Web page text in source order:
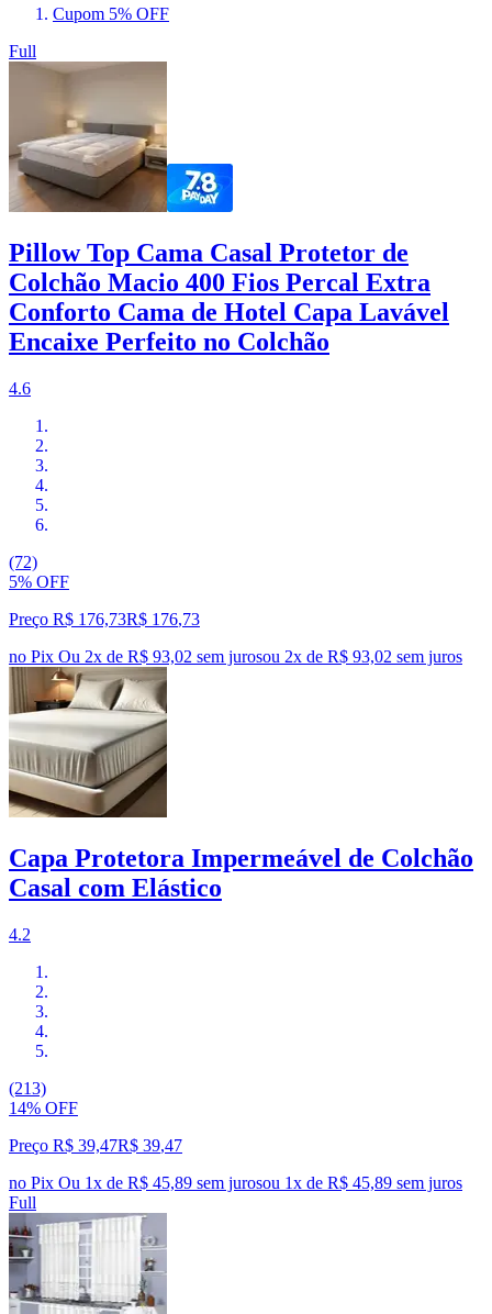
Cupom 5% OFF
Full
Pillow Top Cama Casal Protetor de
Colchão Macio 400 Fios Percal Extra
Conforto Cama de Hotel Capa Lavável
Encaixe Perfeito no Colchão
4.6
(72)
5% OFF
Preço R$ 176,73R$ 176,73
no Pix Ou 2x de R$ 93,02 sem jurosou 2x de R$ 93,02 sem juros
Capa Protetora Impermeável de Colchão
Casal com Elástico
4.2
(213)
14% OFF
Preço R$ 39,47R$ 39,47
no Pix Ou 1x de R$ 45,89 sem jurosou 1x de R$ 45,89 sem juros
Full